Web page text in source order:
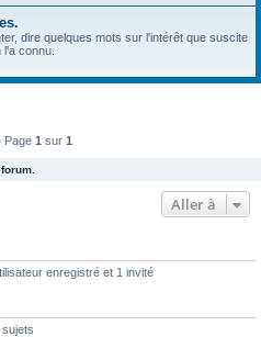
dire quelques mots sur l'intérêt que suscite
connu.
Page 1 sur 1
Aller à
enregistré et 1 invité